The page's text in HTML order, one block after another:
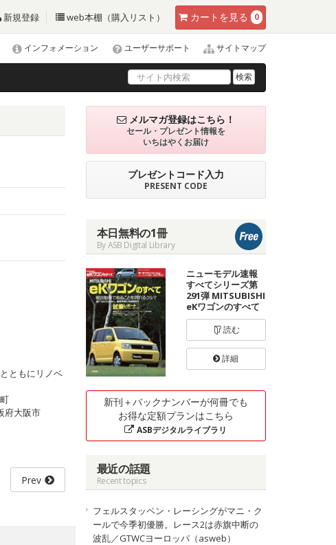
カート を見る 0
新規登録 web本棚（購入リスト）
インフォメーション ユーザーサポート サイトマップ
検索
ともにリノベ
府大阪市
Prev
メルマガ登録はこちら！
セール・プレゼント情報を
いちはやくお届け
プレゼントコード入力
PRESENT CODE
本日無料の1冊
By ASB Digital Library
ニューモデル速報
すべてシリーズ第
291弾 MITSUBISHI
eKワゴンのすべて
読む
詳細
新刊＋バックナンバーが何冊でも
お得な定額プランはこちら
ASBデジタルライブラリ
最近の話題
Recent topics
フェルスタッペン・レーシングがマニ・ク
ールで今季初優勝。レース2は赤旗中断の
波乱／GTWCヨーロッパ（asweb）